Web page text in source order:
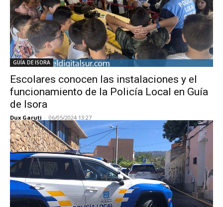
GUÍA DE ISORA
Escolares conocen las instalaciones y el
funcionamiento de la Policía Local en Guía
de Isora
Dux Garuti - 06/05/2024 13:27